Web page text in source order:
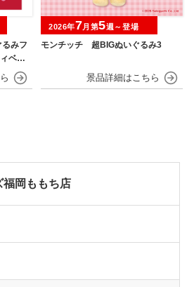
みフ
ベアv
モンチッチ 超BIGぬいぐるみ3
2026年7月第5週～登場
岡ももち店